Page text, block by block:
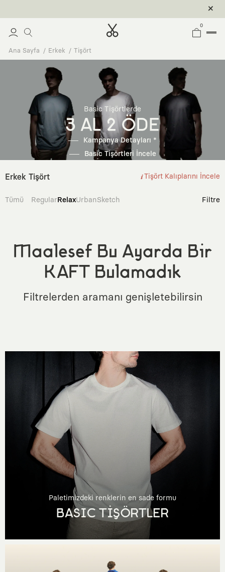
0
Ana Sayfa Erkek Tişört
Basic Tişörtlerde
3 AL 2 ÖDE
Kampanya Detayları *
Basic Tişörtleri İncele
Erkek Tişört Tişört Kalıplarını İncele
Tümü RegularRelaxUrbanSketch Filtre
Maalesef Bu Ayarda Bir
KAFT Bulamadık
Filtrelerden aramanı genişletebilirsin
Paletimizdeki renklerin en sade formu
BASIC TİŞÖRTLER